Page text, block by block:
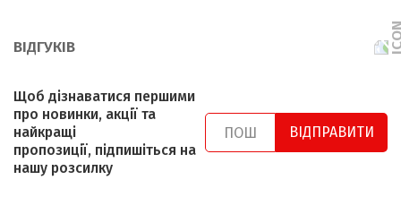
ВІДГУКІВ
Щоб дізнаватися першими
про новинки, акції та
найкращі
пропозиції, підпишіться на
нашу розсилку
ВІДПРАВИТИ